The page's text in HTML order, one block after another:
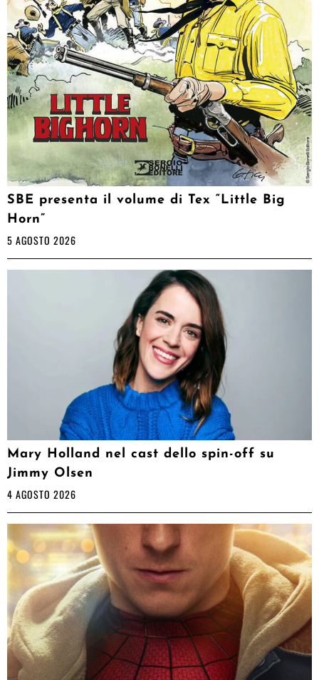
SBE presenta il volume di Tex “Little Big
Horn”
5 AGOSTO 2026
Mary Holland nel cast dello spin-off su
Jimmy Olsen
4 AGOSTO 2026